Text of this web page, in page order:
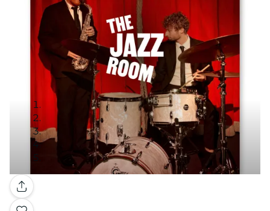
Galerij